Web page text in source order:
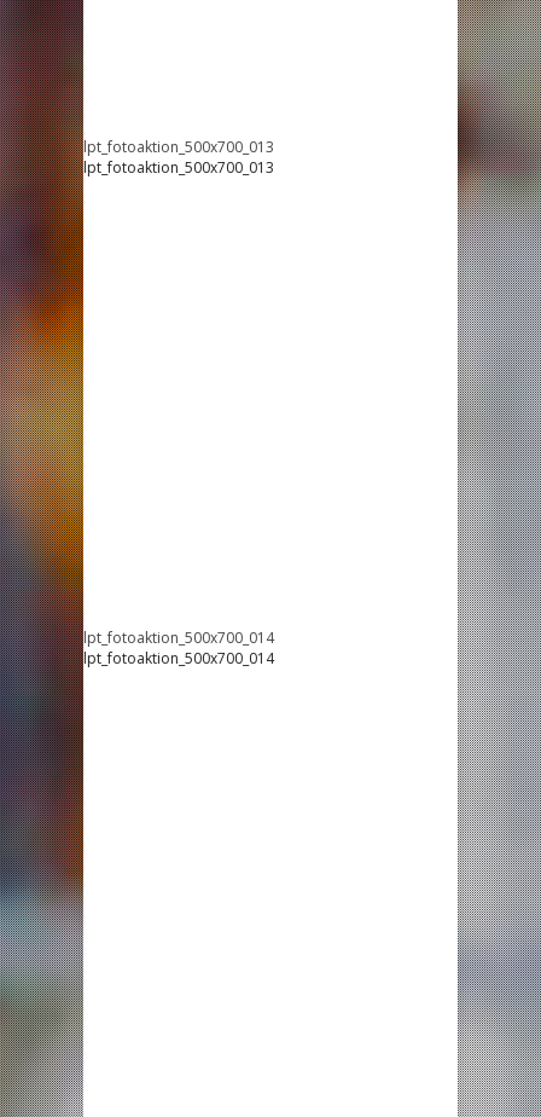
lpt_fotoaktion_500x700_013
lpt_fotoaktion_500x700_013
lpt_fotoaktion_500x700_014
lpt_fotoaktion_500x700_014